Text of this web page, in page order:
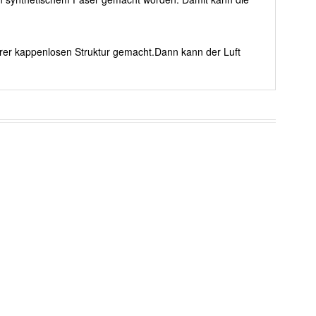
kappenlosen Struktur gemacht.Dann kann der Luft